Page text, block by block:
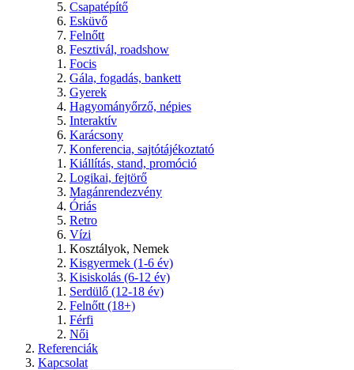
Csapatépítő
Esküvő
Felnőtt
Fesztivál, roadshow
Focis
Gála, fogadás, bankett
Gyerek
Hagyományőrző, népies
Interaktív
Karácsony
Konferencia, sajtótájékoztató
Kiállítás, stand, promóció
Logikai, fejtörő
Magánrendezvény
Óriás
Retro
Vízi
Kosztályok, Nemek
Kisgyermek (1-6 év)
Kisiskolás (6-12 év)
Serdülő (12-18 év)
Felnőtt (18+)
Férfi
Női
Referenciák
Kapcsolat